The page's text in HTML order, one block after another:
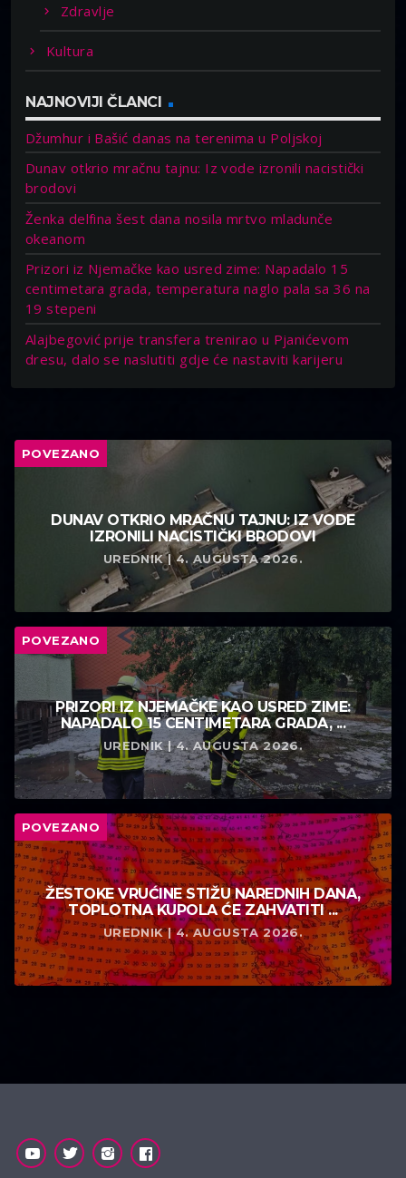
Zdravlje
Kultura
NAJNOVIJI ČLANCI
Džumhur i Bašić danas na terenima u Poljskoj
Dunav otkrio mračnu tajnu: Iz vode izronili nacistički
brodovi
Ženka delfina šest dana nosila mrtvo mladunče
okeanom
Prizori iz Njemačke kao usred zime: Napadalo 15
centimetara grada, temperatura naglo pala sa 36 na
19 stepeni
Alajbegović prije transfera trenirao u Pjanićevom
dresu, dalo se naslutiti gdje će nastaviti karijeru
POVEZANO
DUNAV OTKRIO MRAČNU TAJNU: IZ VODE
IZRONILI NACISTIČKI BRODOVI
UREDNIK | 4. AUGUSTA 2026.
POVEZANO
PRIZORI IZ NJEMAČKE KAO USRED ZIME:
NAPADALO 15 CENTIMETARA GRADA, ...
UREDNIK | 4. AUGUSTA 2026.
POVEZANO
ŽESTOKE VRUĆINE STIŽU NAREDNIH DANA,
TOPLOTNA KUPOLA ĆE ZAHVATITI ...
UREDNIK | 4. AUGUSTA 2026.